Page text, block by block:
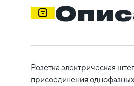
Розетка электрическая
присоединения